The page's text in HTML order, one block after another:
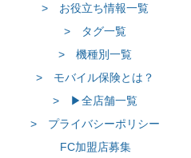
> お役立ち情報一覧
> タグ一覧
> 機種別一覧
> モバイル保険とは？
> ▶全店舗一覧
> プライバシーポリシー
FC加盟店募集